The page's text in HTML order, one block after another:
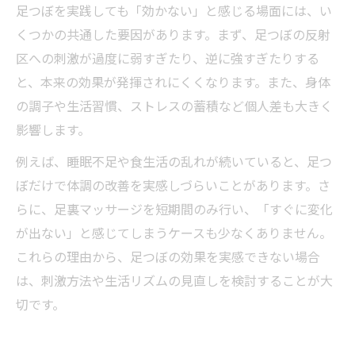
足つぼを実践しても「効かない」と感じる場面には、い
くつかの共通した要因があります。まず、足つぼの反射
区への刺激が過度に弱すぎたり、逆に強すぎたりする
と、本来の効果が発揮されにくくなります。また、身体
の調子や生活習慣、ストレスの蓄積など個人差も大きく
影響します。
例えば、睡眠不足や食生活の乱れが続いていると、足つ
ぼだけで体調の改善を実感しづらいことがあります。さ
らに、足裏マッサージを短期間のみ行い、「すぐに変化
が出ない」と感じてしまうケースも少なくありません。
これらの理由から、足つぼの効果を実感できない場合
は、刺激方法や生活リズムの見直しを検討することが大
切です。